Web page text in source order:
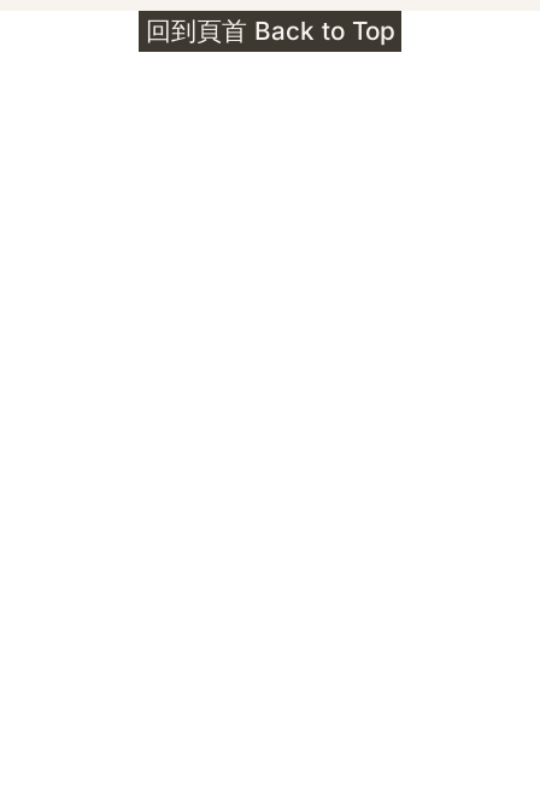
回到頁首 Back to Top